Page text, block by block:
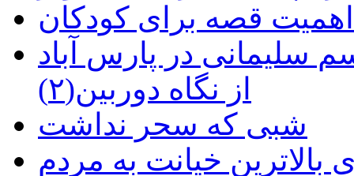
سلیمانی در پارس آباد
از نگاه دوربین(۲)
شبی که سحر نداشت
خیانت به مردم